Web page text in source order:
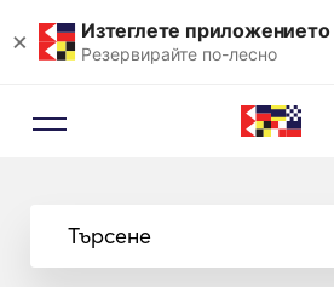
× Изтеглете приложението
Резервирайте по-лесно
Търсене